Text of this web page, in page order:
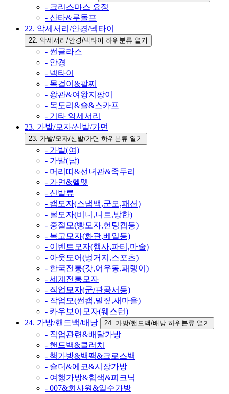
- 크리스마스 요정
- 산타&루돌프
22. 악세서리/안경/넥타이
22. 악세서리/안경/넥타이 하위분류 열기
- 썬글라스
- 안경
- 넥타이
- 목걸이&팔찌
- 왕관&여왕지팡이
- 목도리&숄&스카프
- 기타 악세서리
23. 가발/모자/신발/가면
23. 가발/모자/신발/가면 하위분류 열기
- 가발(여)
- 가발(남)
- 머리띠&선녀관&족두리
- 가면&헬멧
- 신발류
- 캡모자(스냅백,군모,패션)
- 털모자(비니,니트,방한)
- 중절모(빵모자,헌팅캡등)
- 복고모자(화관,베일등)
- 이벤트모자(행사,파티,마술)
- 아웃도어(벙거지,스포츠)
- 한국전통(갓,어우동,패랭이)
- 세계전통모자
- 직업모자(군/관공서등)
- 작업모(썬캡,밀짚,새마을)
- 카우보이모자(웨스턴)
24. 가방/핸드백/배낭
24. 가방/핸드백/배낭 하위분류 열기
- 직업관련&배달가방
- 핸드백&클러치
- 책가방&백팩&크로스백
- 숄더&에코&시장가방
- 여행가방&힙색&피크닉
- 007&회사원&일수가방